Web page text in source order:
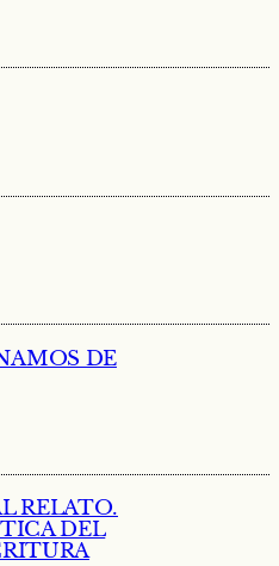
DE
RELATO.
DEL